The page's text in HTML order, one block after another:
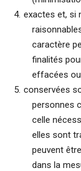
exactes et, si
caractère
finalités
effacées
conservées
personnes
celle
elles sont
peuvent
dans la